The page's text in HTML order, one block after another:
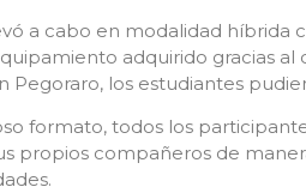
a cabo en modalidad híbrida
adquirido gracias
Pegoraro, los estudiantes
formato, todos los
propios compañeros de